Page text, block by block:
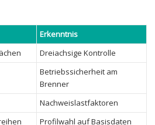
Erkenntnis
Dreiachsige ⁢Kontrolle
Betriebssicherheit am‍
Brenner
Nachweislastfaktoren
Profilwahl auf⁣ Basisdaten